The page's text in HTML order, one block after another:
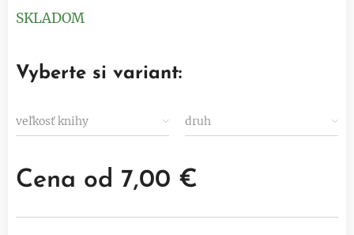
SKLADOM
Vyberte si variant:
veľkosť knihy druh
Cena od 7,00 €